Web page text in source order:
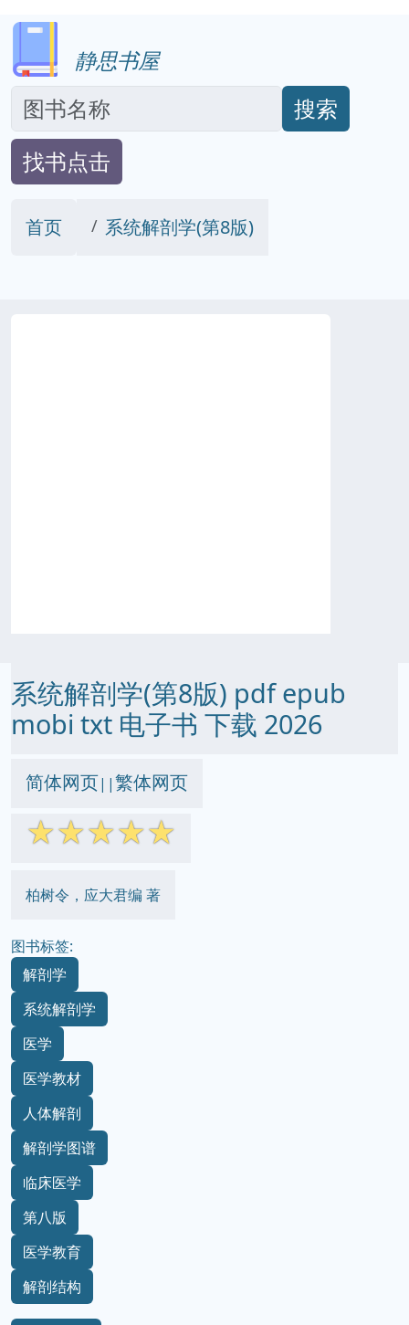
静思书屋
搜索
找书点击
首页 系统解剖学(第8版)
系统解剖学(第8版) pdf epub
mobi txt 电子书 下载 2026
简体网页||繁体网页
☆☆☆☆☆
柏树令，应大君编 著
图书标签:
解剖学
系统解剖学
医学
医学教材
人体解剖
解剖学图谱
临床医学
第八版
医学教育
解剖结构